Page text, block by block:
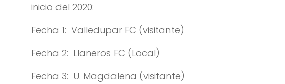
inicio del 2020:
Fecha 1: Valledupar FC (visitante)
Fecha 2: Llaneros FC (Local)
Fecha 3: U. Magdalena (visitante)